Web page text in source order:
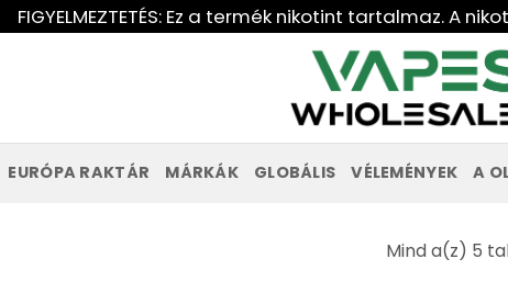
FIGYELMEZTETÉS: Ez a termék nikotint tartalmaz. A
EURÓPA RAKTÁR MÁRKÁK GLOBÁLIS VÉLEMÉNYEK A
Mind a(z) 5